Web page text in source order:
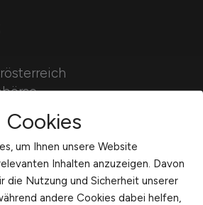
aus deiner Stadt/Region.
Cookies
um Ihnen unsere Website
Inhalten anzuzeigen. Davon
die Nutzung und Sicherheit unserer
andere Cookies dabei helfen,